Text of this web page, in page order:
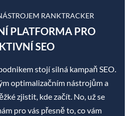
RANKTRACKER
PLATFORMA PRO
SEO
stojí silná kampaň SEO.
optimalizačním nástrojům a
zjistit, kde začít. No, už se
pro vás přesně to, co vám